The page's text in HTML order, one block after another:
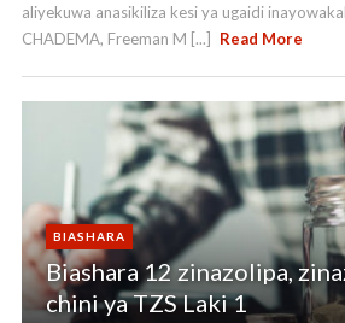
aliyekuwa anasikiliza kesi ya ugaidi
CHADEMA, Freeman M [...]
Read More
BIASHARA
Biashara 12 zinazolipa,
chini ya TZS Laki 1